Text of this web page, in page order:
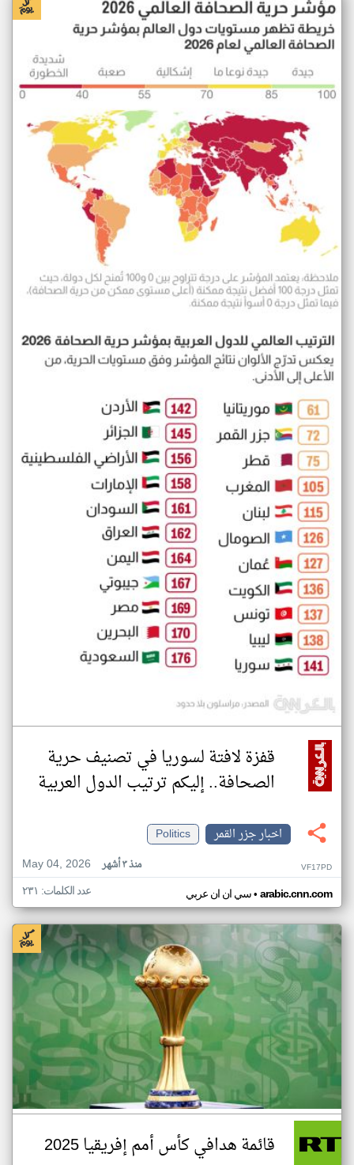
قفزة لافتة لسوريا في تصنيف حرية
الصحافة.. إليكم ترتيب الدول العربية
اخبار جزر القمر
Politics
May 04, 2026
منذ ٣ أشهر VF17PD
سي ان ان عربي• arabic.cnn.com عدد الكلمات: ٢٣١
قائمة هدافي كأس أمم إفريقيا 2025